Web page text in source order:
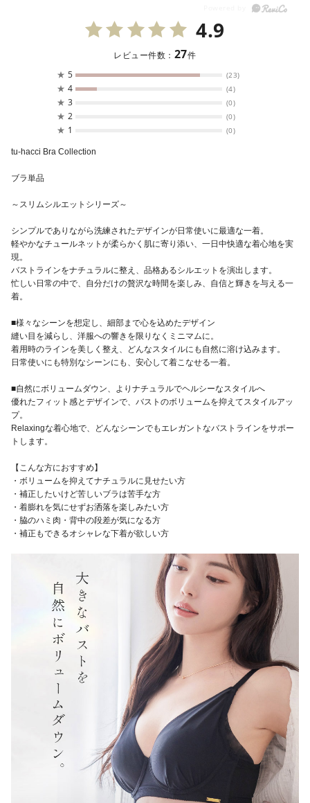
4.9
レビュー件数： 27件
★ 5 (23)
★ 4 (4)
★ 3 (0)
★ 2 (0)
★ 1 (0)
tu-hacci Bra Collection
ブラ単品
～スリムシルエットシリーズ～
シンプルでありながら洗練されたデザインが日常使いに最適な一着。
軽やかなチュールネットが柔らかく肌に寄り添い、一日中快適な着心地を実
現。
バストラインをナチュラルに整え、品格あるシルエットを演出します。
忙しい日常の中で、自分だけの贅沢な時間を楽しみ、自信と輝きを与える一
着。
■様々なシーンを想定し、細部まで心を込めたデザイン
縫い目を減らし、洋服への響きを限りなくミニマムに。
着用時のラインを美しく整え、どんなスタイルにも自然に溶け込みます。
日常使いにも特別なシーンにも、安心して着こなせる一着。
■自然にボリュームダウン、よりナチュラルでヘルシーなスタイルへ
優れたフィット感とデザインで、バストのボリュームを抑えてスタイルアッ
プ。
Relaxingな着心地で、どんなシーンでもエレガントなバストラインをサポー
トします。
【こんな方におすすめ】
・ボリュームを抑えてナチュラルに見せたい方
・補正したいけど苦しいブラは苦手な方
・着膨れを気にせずお洒落を楽しみたい方
・脇のハミ肉・背中の段差が気になる方
・補正もできるオシャレな下着が欲しい方